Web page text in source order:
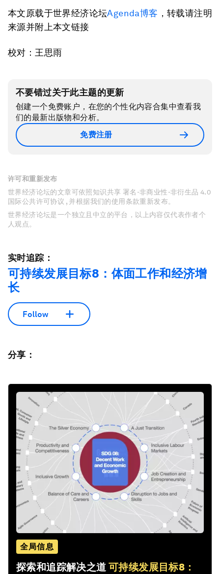
本文原载于世界经济论坛Agenda博客 ，转载请注明
来源并附上本文链接
校对：王思雨
不要错过关于此主题的更新
创建一个免费账户，在您的个性化内容合集中查看我
们的最新出版物和分析。
免费注册
许可和重新发布
世界经济论坛的文章可依照知识共享 署名-非商业性-非衍生品 4.0
国际公共许可协议 , 并根据我们的使用条款重新发布。
世界经济论坛是一个独立且中立的平台，以上内容仅代表作者个
人观点。
实时追踪：
可持续发展目标8：体面工作和经济增
长
Follow
分享：
全局信息
探索和追踪解决之道可持续发展目标8：